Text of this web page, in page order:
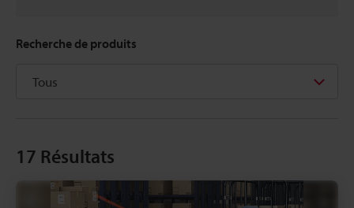
Recherche de produits
17 Résultats